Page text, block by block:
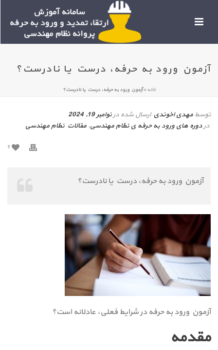
آزمون ورود به حرفه، درست یا نادرست؟
خانه »آزمون ورود به حرفه، درست یا نادرست؟
توسطمهدی اخوندی ارسال شده درنوامبر 19, 2024
دردوره های ورود به حرفه ی نظام مهندسی,مقالات نظام مهندسی
1
آزمون ورود به حرفه، درست یا نادرست؟
آزمون ورود به حرفه در شرایط فعلی، عادلانه است؟
مقدمه